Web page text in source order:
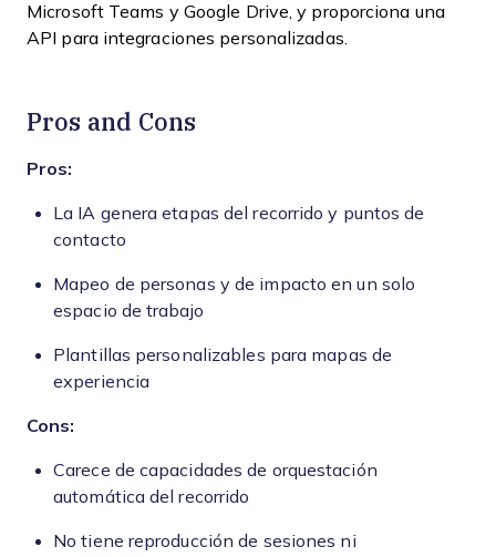
Microsoft Teams y Google Drive, y proporciona una
API para integraciones personalizadas.
Pros and Cons
Pros:
La IA genera etapas del recorrido y puntos de
contacto
Mapeo de personas y de impacto en un solo
espacio de trabajo
Plantillas personalizables para mapas de
experiencia
Cons:
Carece de capacidades de orquestación
automática del recorrido
No tiene reproducción de sesiones ni